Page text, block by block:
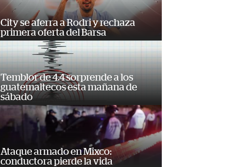
City se aferra a Rodri y rechaza
primera oferta del Barsa
Temblor de 4.4 sorprende a los
guatemaltecos esta mañana de
sábado
Ataque armado en Mixco:
conductora pierde la vida